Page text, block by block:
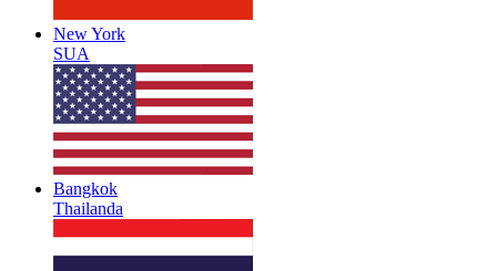
New York
SUA
Bangkok
Thailanda